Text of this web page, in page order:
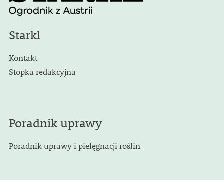
Starkl
Kontakt
Stopka redakcyjna
Poradnik uprawy
Poradnik uprawy i pielęgnacji roślin